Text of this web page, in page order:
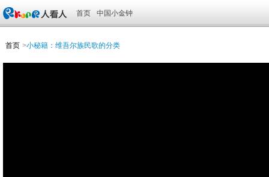
首页 中国小金钟
首页 >小秘籍：维吾尔族民歌的分类